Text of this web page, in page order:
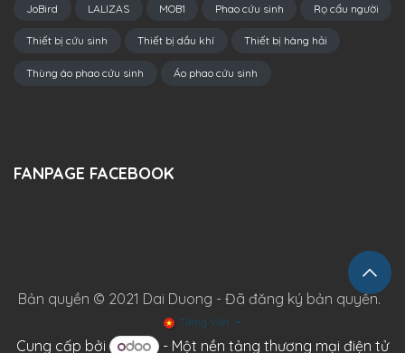
JoBird LALIZAS MOB1 Phao cứu sinh Rọ cẩu người
Thiết bị cứu sinh Thiết bị dầu khí Thiết bị hàng hải
Thùng áo phao cứu sinh Áo phao cứu sinh
FANPAGE FACEBOOK
Bản quyền © 2021 Dai Duong - Đã đăng ký bản quyền.
Tiếng Việt
Cung cấp bởi - Một nền tảng thương mại điện tử